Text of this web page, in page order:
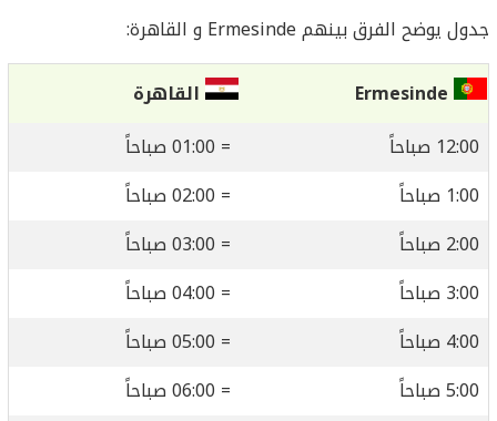
جدول يوضح الفرق بينهم Ermesinde و القاهرة:
القاهرة
12:00 صباحاً
= 01:00 صباحاً
1:00 صباحاً
= 02:00 صباحاً
2:00 صباحاً
= 03:00 صباحاً
3:00 صباحاً
= 04:00 صباحاً
4:00 صباحاً
= 05:00 صباحاً
5:00 صباحاً
= 06:00 صباحاً